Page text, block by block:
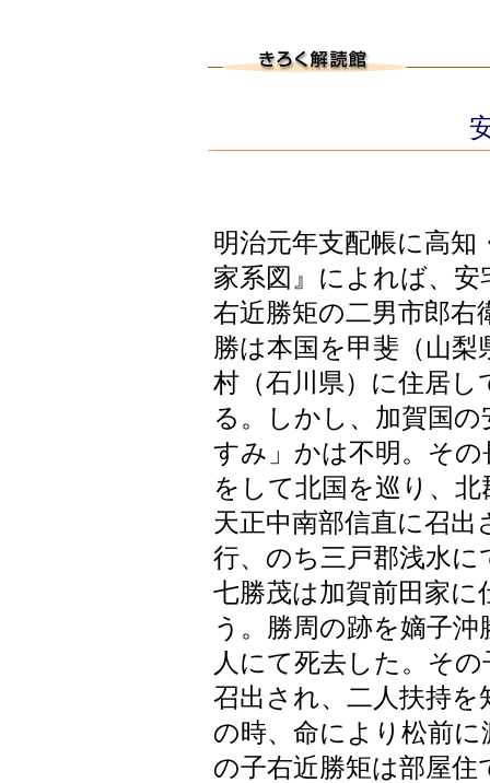
明治元年支配帳に高知
家系図』によれば、
右近勝矩の二男市郎右
勝は本国を甲斐（山梨
村（石川県）に住居
る。しかし、加賀国
すみ」かは不明。そ
をして北国を巡り、
天正中南部信直に召
行、のち三戸郡浅水
七勝茂は加賀前田家
う。勝周の跡を嫡子
人にて死去した。そ
召出され、二人扶持を
の時、命により松前
の子右近勝矩は部屋住